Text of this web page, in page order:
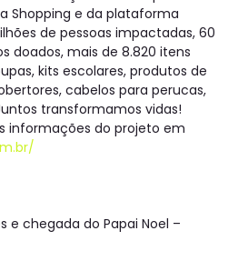
Shopping e da plataforma
de pessoas impactadas, 60
doados, mais de 8.820 itens
kits escolares, produtos de
cabelos para perucas,
transformamos vidas!
informações do projeto em
e chegada do Papai Noel –